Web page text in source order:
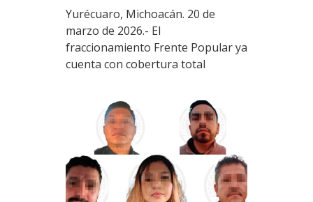
Yurécuaro, Michoacán. 20 de
marzo de 2026.- El
fraccionamiento Frente Popular ya
cuenta con cobertura total